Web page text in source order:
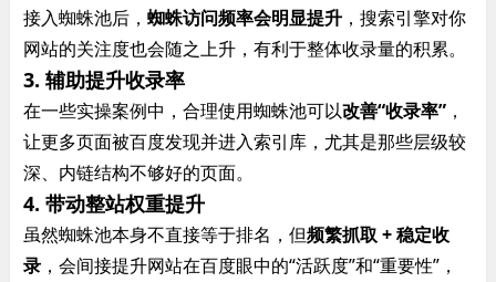
接入蜘蛛池后， 蜘蛛访问频率会明显提升，搜索引擎对你
网站的关注度也会随之上升，有利于整体收录量的积累。
3. 辅助提升收录率
在一些实操案例中，合理使用蜘蛛池可以改善“收录率”，
让更多页面被百度发现并进入索引库，尤其是那些层级较
深、内链结构不够好的页面。
4. 带动整站权重提升
虽然蜘蛛池本身不直接等于排名，但频繁抓取 + 稳定收
录，会间接提升网站在百度眼中的“活跃度”和“重要性”，